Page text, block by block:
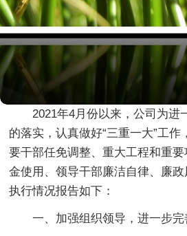
2021年4月份以来，公司为进
的落实，认真做好“三重一大”工
要干部任免调整、重大工程和重
金使用、领导干部廉洁自律、廉
执行情况报告如下：
一、加强组织领导，进一步